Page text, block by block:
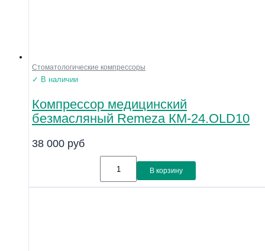
Стоматологические компрессоры
✓ В наличии
Компрессор медицинский
безмасляный Remeza КМ-24.OLD10
38 000 руб
В корзину